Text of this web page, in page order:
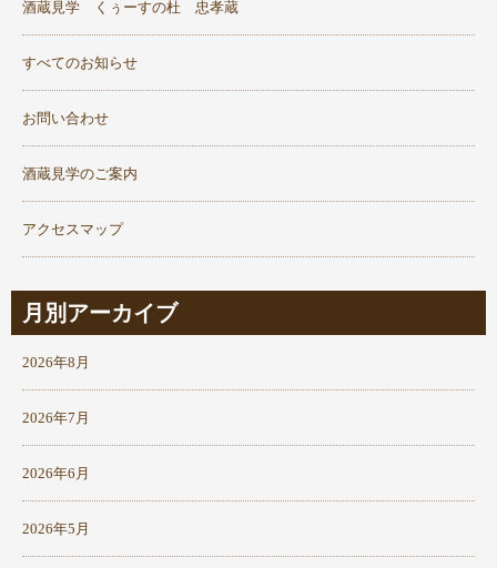
酒蔵見学 くぅーすの杜 忠孝蔵
すべてのお知らせ
お問い合わせ
酒蔵見学のご案内
アクセスマップ
月別アーカイブ
2026年8月
2026年7月
2026年6月
2026年5月